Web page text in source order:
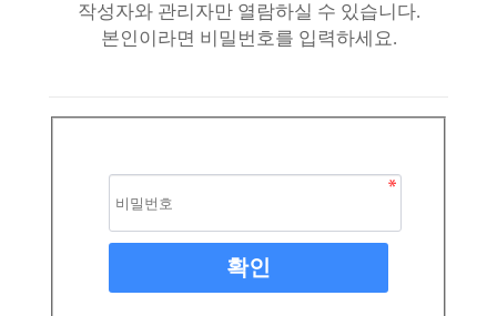
작성자와 관리자만 열람하실 수 있습니다.
본인이라면 비밀번호를 입력하세요.